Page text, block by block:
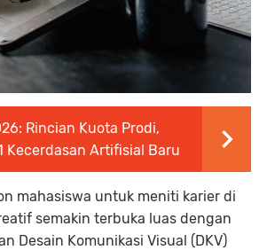
Rincian Kuota Prodi,
Kecerdasan Artifisial Baru
mahasiswa untuk meniti karier di
semakin terbuka luas dengan
Desain Komunikasi Visual (DKV)